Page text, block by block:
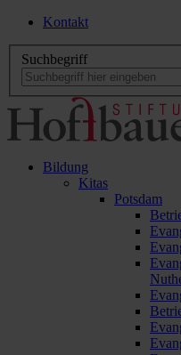
Kontakt
Suchbegriff
Bildung
Kitas
Potsdam